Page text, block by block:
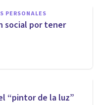
PERSONALES
social por tener
“pintor de la luz”